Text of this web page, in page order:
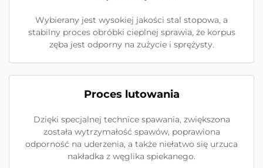
Wybierany jest wysokiej jakości stal stopowa, a
stabilny proces obróbki cieplnej sprawia, że korpus
zęba jest odporny na zużycie i sprężysty.
Proces lutowania
Dzięki specjalnej technice spawania, zwiększona
została wytrzymałość spawów, poprawiona
odporność na uderzenia, a także niełatwo się urzuca
nakładka z węglika spiekanego.